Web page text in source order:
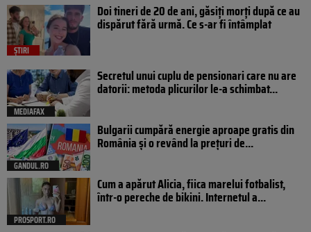
ȘTIRI
Doi tineri de 20 de ani, găsiți morți după ce au
dispărut fără urmă. Ce s-ar fi întâmplat
MEDIAFAX
Secretul unui cuplu de pensionari care nu are
datorii: metoda plicurilor le-a schimbat...
GANDUL.RO
Bulgarii cumpără energie aproape gratis din
România și o revând la prețuri de...
PROSPORT.RO
Cum a apărut Alicia, fiica marelui fotbalist,
într-o pereche de bikini. Internetul a...